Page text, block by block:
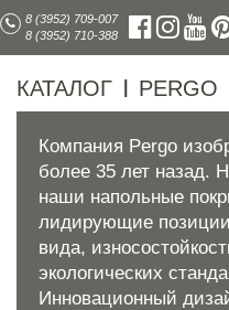
8 (3952) 709-007
8 (3952) 710-388
КАТАЛОГ PERGO
Компания Pergo
более 35 лет назад.
наши напольные
лидирующие
вида,
экологических
Инновационный